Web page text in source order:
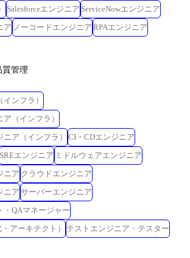
Salesforceエンジニア ServiceNowエンジニア
ア ノーコードエンジニア RPAエンジニア
質管理
ンフラ）
（インフラ）
ア（インフラ）
CI・CDエンジニア
SREエンジニア ミドルウェアエンジニア
ニア クラウドエンジニア
ニア サーバーエンジニア
・QAマネージャー
アーキテクト）
テストエンジニア・テスター